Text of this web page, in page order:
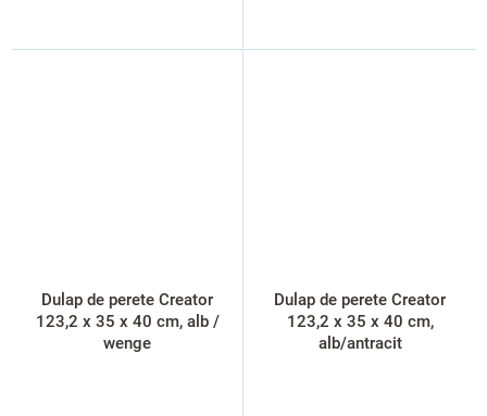
Dulap de perete Creator
123,2 x 35 x 40 cm, alb /
wenge
Dulap de perete Creator
123,2 x 35 x 40 cm,
alb/antracit